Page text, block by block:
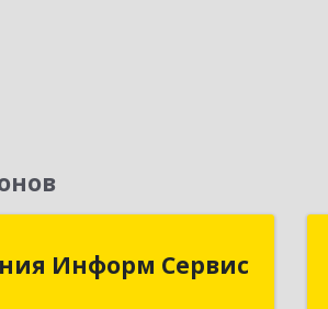
Информ Сервис
Информ Сервис
Пермский край, Лысьва г,